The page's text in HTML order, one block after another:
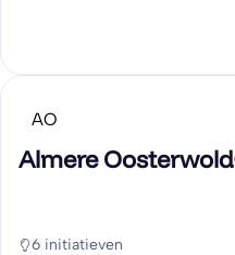
AO
Almere Oosterwold
6 initiatieven